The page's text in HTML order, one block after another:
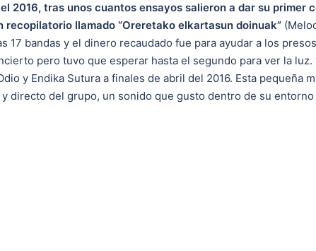
2016, tras unos cuantos ensayos salieron a dar su primer
recopilatorio llamado “Oreretako elkartasun doinuak”
17 bandas y el dinero recaudado fue para ayudar a los
pero tuvo que esperar hasta el segundo para ver la luz.
y Endika Sutura a finales de abril del 2016. Esta pequeña
directo del grupo, un sonido que gusto dentro de su